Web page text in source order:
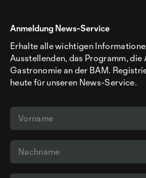
Anmeldung News-Service
Erhalte alle wichtigen
Ausstellenden, das Programm, die
Gastronomie an der BAM.
heute für unseren News-Service.